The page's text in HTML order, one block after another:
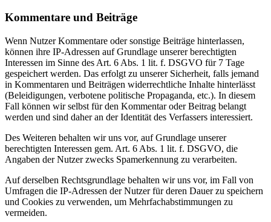
Kommentare und Beiträge
Wenn Nutzer Kommentare oder sonstige Beiträge hinterlassen,
können ihre IP-Adressen auf Grundlage unserer berechtigten
Interessen im Sinne des Art. 6 Abs. 1 lit. f. DSGVO für 7 Tage
gespeichert werden. Das erfolgt zu unserer Sicherheit, falls jemand
in Kommentaren und Beiträgen widerrechtliche Inhalte hinterlässt
(Beleidigungen, verbotene politische Propaganda, etc.). In diesem
Fall können wir selbst für den Kommentar oder Beitrag belangt
werden und sind daher an der Identität des Verfassers interessiert.
Des Weiteren behalten wir uns vor, auf Grundlage unserer
berechtigten Interessen gem. Art. 6 Abs. 1 lit. f. DSGVO, die
Angaben der Nutzer zwecks Spamerkennung zu verarbeiten.
Auf derselben Rechtsgrundlage behalten wir uns vor, im Fall von
Umfragen die IP-Adressen der Nutzer für deren Dauer zu speichern
und Cookies zu verwenden, um Mehrfachabstimmungen zu
vermeiden.